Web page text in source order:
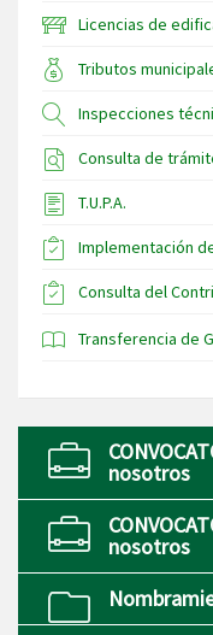
Licencias de
Tributos
Inspecciones
Consulta de
T.U.P.A.
Implementación
Consulta del
Transferencia de
nosotros
nosotros